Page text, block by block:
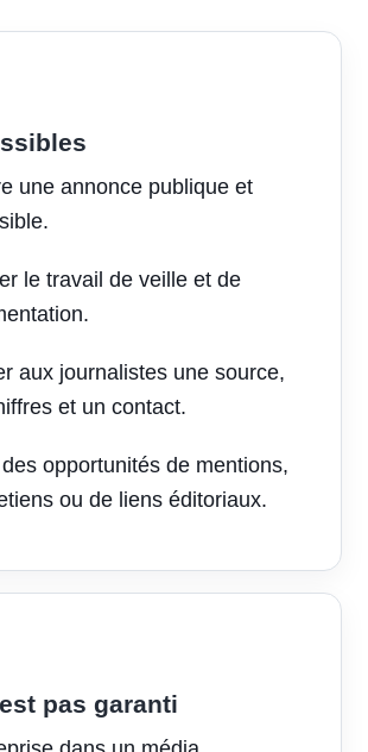
une annonce publique et
le travail de veille et de
aux journalistes une source,
et un contact.
opportunités de mentions,
ou de liens éditoriaux.
pas garanti